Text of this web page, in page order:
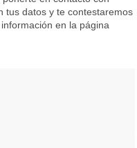
tus datos y te contestaremos
en la página